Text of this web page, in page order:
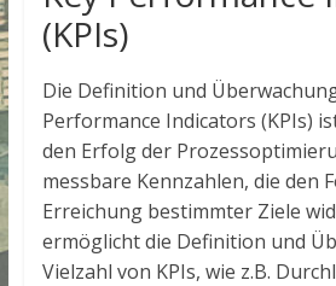
(KPIs)
Die Definition und
Performance Indicators (KPIs)
den Erfolg der
messbare Kennzahlen, die den
Erreichung bestimmter Ziele
ermöglicht die Definition und
Vielzahl von KPIs, wie z.B.